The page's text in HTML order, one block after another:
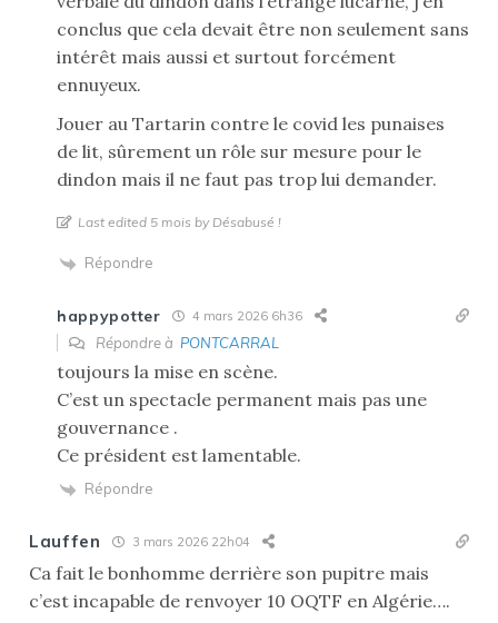
conclus que cela devait être non seulement sans
intérêt mais aussi et surtout forcément
ennuyeux.
Jouer au Tartarin contre le covid les punaises
de lit, sûrement un rôle sur mesure pour le
dindon mais il ne faut pas trop lui demander.
Last edited 5 mois by Désabusé !
Répondre
happypotter 4 mars 2026 6h36
Répondre à PONTCARRAL
toujours la mise en scène.
C’est un spectacle permanent mais pas une
gouvernance .
Ce président est lamentable.
Répondre
Lauffen 3 mars 2026 22h04
Ca fait le bonhomme derrière son pupitre mais
c’est incapable de renvoyer 10 OQTF en Algérie….